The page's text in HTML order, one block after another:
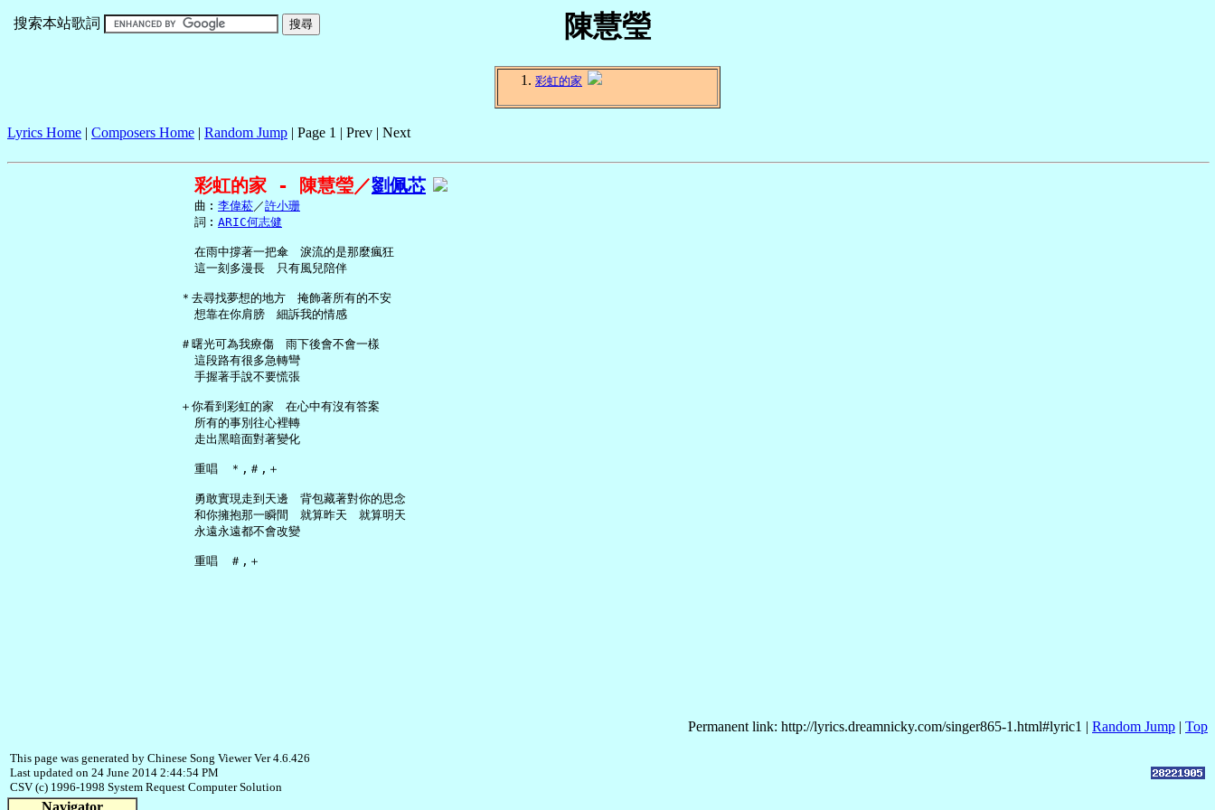
陳慧瑩
搜索本站歌詞
彩虹的家
Lyrics Home | Composers Home | Random Jump | Page 1 | Prev | Next
彩虹的家 - 陳慧瑩／劉佩芯
     曲︰
李偉菘／許小珊
     詞︰
ARIC何志健
     在雨中撐著一把傘　淚流的是那麼瘋狂
     這一刻多漫長　只有風兒陪伴
   ＊去尋找夢想的地方　掩飾著所有的不安
     想靠在你肩膀　細訴我的情感
   ＃曙光可為我療傷　雨下後會不會一樣
     這段路有很多急轉彎
     手握著手說不要慌張
   ＋你看到彩虹的家　在心中有沒有答案
     所有的事別往心裡轉
     走出黑暗面對著變化
     重唱　＊,＃,＋
     勇敢實現走到天邊　背包藏著對你的思念
     和你擁抱那一瞬間　就算昨天　就算明天
     永遠永遠都不會改變
Permanent link: http://lyrics.dreamnicky.com/singer865-1.html#lyric1 | Random Jump | Top
This page was generated by Chinese Song Viewer Ver 4.6.426
Last updated on 24 June 2014 2:44:54 PM
CSV (c) 1996-1998 System Request Computer Solution